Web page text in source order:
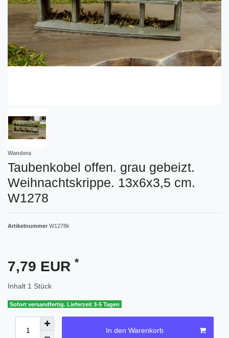
Wandera
Taubenkobel offen. grau gebeizt.
Weihnachtskrippe. 13x6x3,5 cm.
W1278
Artikelnummer W1278k
7,79 EUR *
Inhalt 1 Stück
Sofort versandfertig. Lieferzeit 3-5 Tagen
In den Warenkorb